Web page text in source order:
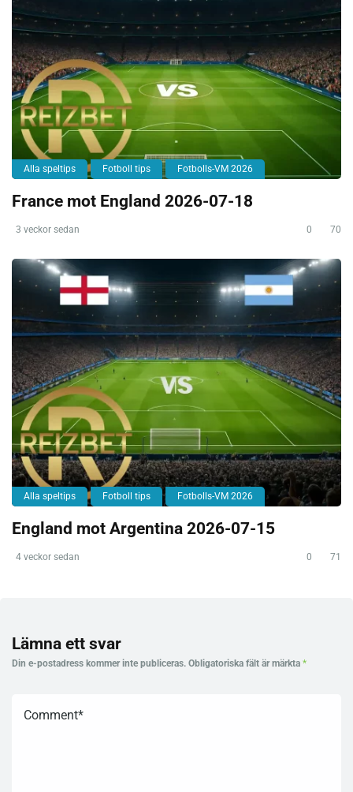
Alla speltips Fotboll tips Fotbolls-VM 2026
France mot England 2026-07-18
3 veckor sedan 0 70
Alla speltips Fotboll tips Fotbolls-VM 2026
England mot Argentina 2026-07-15
4 veckor sedan 0 71
Lämna ett svar
Din e-postadress kommer inte publiceras. Obligatoriska fält är märkta *